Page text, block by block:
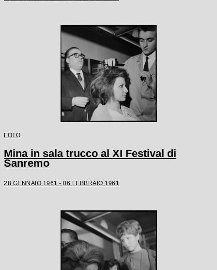
FOTO
Mina in sala trucco al XI Festival di
Sanremo
28 GENNAIO 1961 - 06 FEBBRAIO 1961